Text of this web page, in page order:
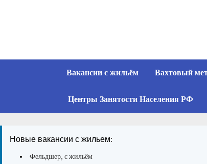
Вакансии с жильём Вахтовый
Центры Занятости Населения РФ
Новые вакансии с жильем:
Фельдшер, с жильём